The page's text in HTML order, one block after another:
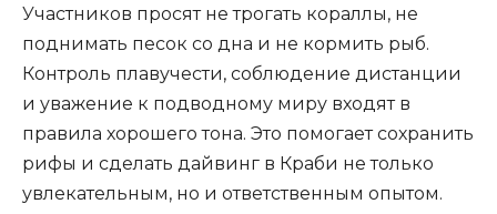
Участников просят не трогать кораллы, не
поднимать песок со дна и не кормить рыб.
Контроль плавучести, соблюдение дистанции
и уважение к подводному миру входят в
правила хорошего тона. Это помогает сохранить
рифы и сделать дайвинг в Краби не только
увлекательным, но и ответственным опытом.